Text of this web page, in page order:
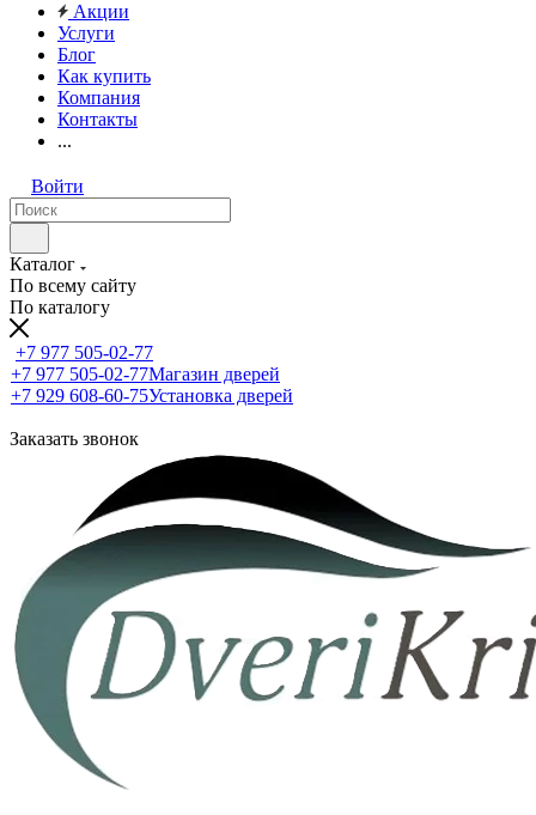
Акции
Услуги
Блог
Как купить
Компания
Контакты
...
Войти
Каталог
По всему сайту
По каталогу
+7 977 505-02-77
+7 977 505-02-77Магазин дверей
+7 929 608-60-75Установка дверей
Заказать звонок